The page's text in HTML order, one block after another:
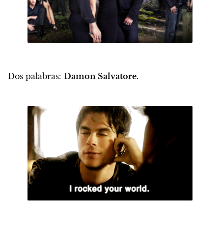
Dos palabras: Damon Salvatore.